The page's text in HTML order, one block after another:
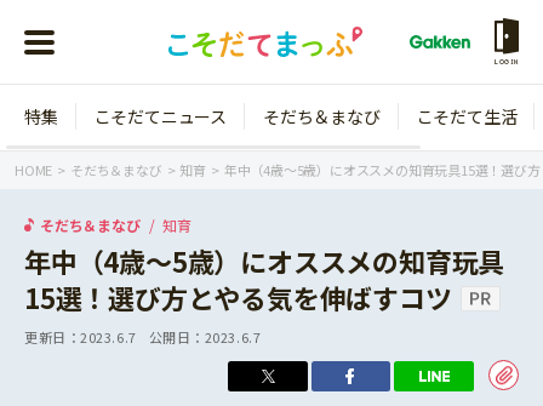
LOGIN
年齢から探す
1歳
特集 こそだてニュース そだち＆まなび こそだて生活
HOME そだち＆まなび 知育 年中（4歳～5歳）にオススメの知育玩具15選！選び
そだち＆まなび 知育
年中（4歳～5歳）にオススメの知育玩具
15選！選び方とやる気を伸ばすコツ
更新日：2023.6.7 公開日： 2023.6.7